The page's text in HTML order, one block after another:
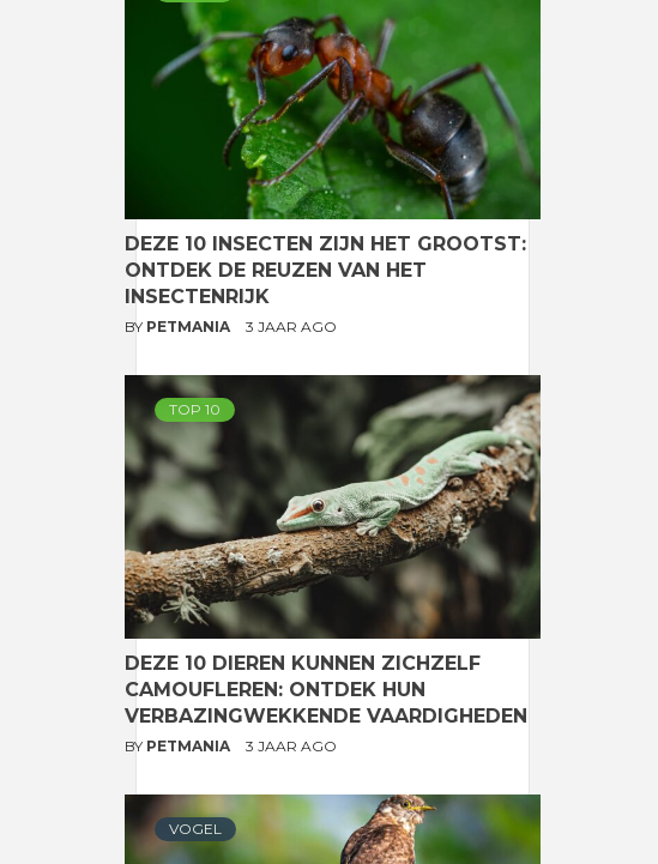
DEZE 10 INSECTEN ZIJN HET GROOTST:
ONTDEK DE REUZEN VAN HET
INSECTENRIJK
BY PETMANIA 3 JAAR AGO
TOP 10
DEZE 10 DIEREN KUNNEN ZICHZELF
CAMOUFLEREN: ONTDEK HUN
VERBAZINGWEKKENDE VAARDIGHEDEN
BY PETMANIA 3 JAAR AGO
VOGEL